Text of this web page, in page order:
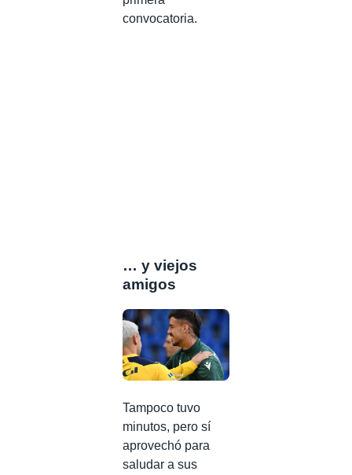
convocatoria.
… y viejos
amigos
Tampoco tuvo
minutos, pero sí
aprovechó para
saludar a sus